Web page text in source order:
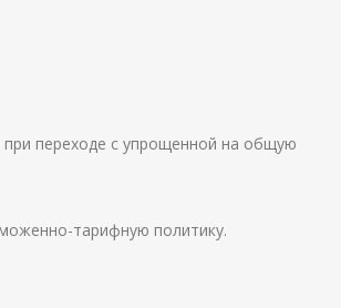
переходе с упрощенной на общую
тарифную политику.